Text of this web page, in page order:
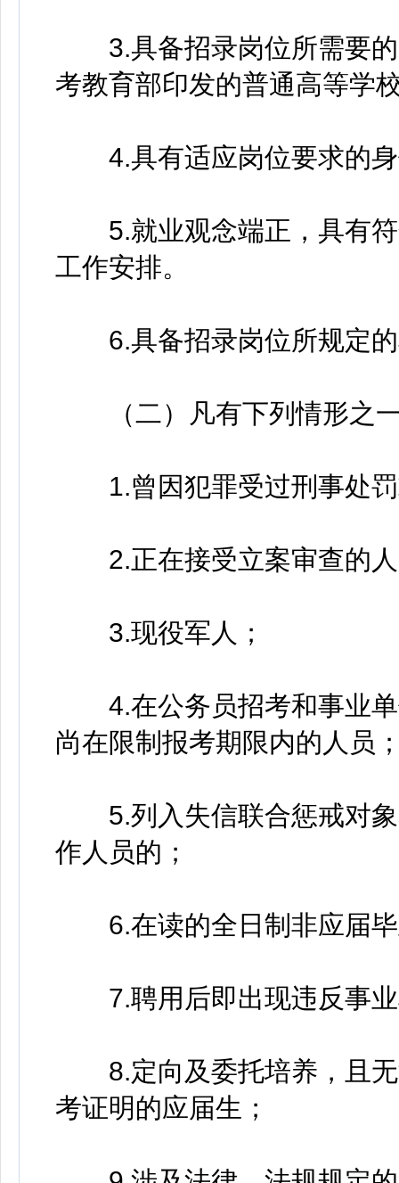
3.具备招录岗位所需要的
考教育部印发的普通高等学
4.具有适应岗位要求的身
5.就业观念端正，具有符
工作安排。
6.具备招录岗位所规定的
（二）凡有下列情形之一
1.曾因犯罪受过刑事处罚
2.正在接受立案审查的人
3.现役军人；
4.在公务员招考和事业单
尚在限制报考期限内的人员
5.列入失信联合惩戒对象
作人员的；
6.在读的全日制非应届毕
7.聘用后即出现违反事业
8.定向及委托培养，且无
考证明的应届生；